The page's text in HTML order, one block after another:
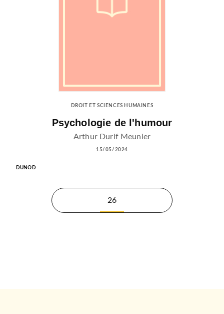
DROIT ET SCIENCES HUMAINES
Psychologie de l'humour
Arthur Durif Meunier
15/05/2024
DUNOD
26